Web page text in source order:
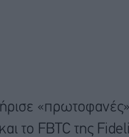
το FBTC της